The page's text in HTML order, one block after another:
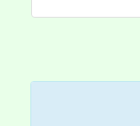
考試試辦